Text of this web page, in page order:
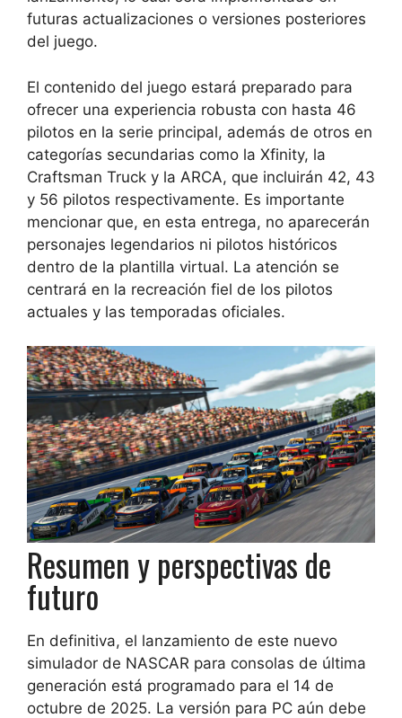
futuras actualizaciones o versiones posteriores
del juego.
El contenido del juego estará preparado para
ofrecer una experiencia robusta con hasta 46
pilotos en la serie principal, además de otros en
categorías secundarias como la Xfinity, la
Craftsman Truck y la ARCA, que incluirán 42, 43
y 56 pilotos respectivamente. Es importante
mencionar que, en esta entrega, no aparecerán
personajes legendarios ni pilotos históricos
dentro de la plantilla virtual. La atención se
centrará en la recreación fiel de los pilotos
actuales y las temporadas oficiales.
Resumen y perspectivas de
futuro
En definitiva, el lanzamiento de este nuevo
simulador de NASCAR para consolas de última
generación está programado para el 14 de
octubre de 2025. La versión para PC aún debe